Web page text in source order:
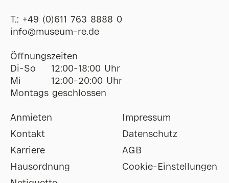
T.: +49 (0)611 763 8888 0
ofni@museum-re de
Öffnungszeiten
Di-So
12:00-18:00 Uhr
Mi
12:00-20:00 Uhr
Montags geschlossen
Anmieten
Kontakt
Karriere
Hausordnung
Impressum
Datenschutz
AGB
Cookie-Einstellungen